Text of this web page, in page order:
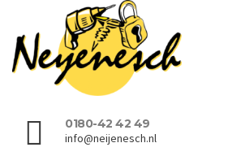
0180-42 42 49
info@neijenesch.nl